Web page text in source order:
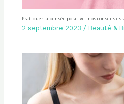
Pratiquer la pensée positive : nos conseils
2 septembre 2023 / Beauté &